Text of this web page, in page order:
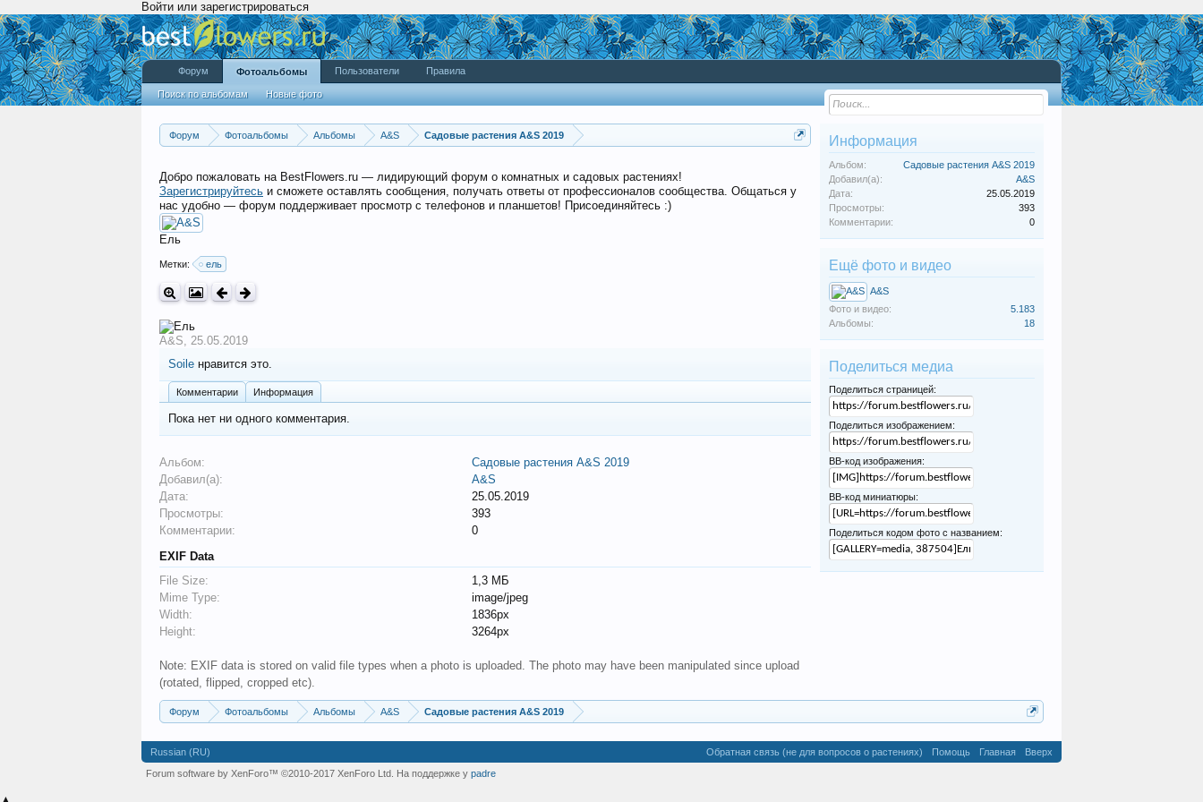
Войти или зарегистрироваться
Форум Фотоальбомы Альбомы A&S Садовые растения A&S 2019
Добро пожаловать на BestFlowers.ru — лидирующий форум о комнатных и садовых растениях!
Зарегистрируйтесь и сможете оставлять сообщения, получать ответы от профессионалов сообщества. Общаться у
нас удобно — форум поддерживает просмотр с телефонов и планшетов! Присоединяйтесь :)
Ель
Метки: ель
A&S, 25.05.2019
Soile нравится это.
Комментарии Информация
Пока нет ни одного комментария.
Альбом:
Садовые растения A&S 2019
Добавил(а):
A&S
Дата:
25.05.2019
Просмотры:
393
Комментарии:
0
EXIF Data
File Size:
1,3 МБ
Mime Type:
image/jpeg
Width:
1836px
Height:
3264px
Note: EXIF data is stored on valid file types when a photo is uploaded. The photo may have been manipulated since upload
(rotated, flipped, cropped etc).
Информация
Альбом:
Садовые растения A&S 2019
Добавил(а):
A&S
Дата:
25.05.2019
Просмотры:
393
Комментарии:
0
Ещё фото и видео
A&S
Фото и видео:
5.183
Альбомы:
18
Поделиться медиа
Поделиться страницей:
Поделиться изображением:
BB-код изображения:
BB-код миниатюры:
Поделиться кодом фото с названием:
Форум Фотоальбомы Альбомы A&S Садовые растения A&S 2019
Форум Фотоальбомы
Поиск по альбомам Новые фото
Пользователи Правила
Russian (RU) Обратная связь (не для вопросов о растениях) Помощь Главная
Вверх
Forum software by XenForo™ ©2010-2017 XenForo Ltd. На поддержке у padre